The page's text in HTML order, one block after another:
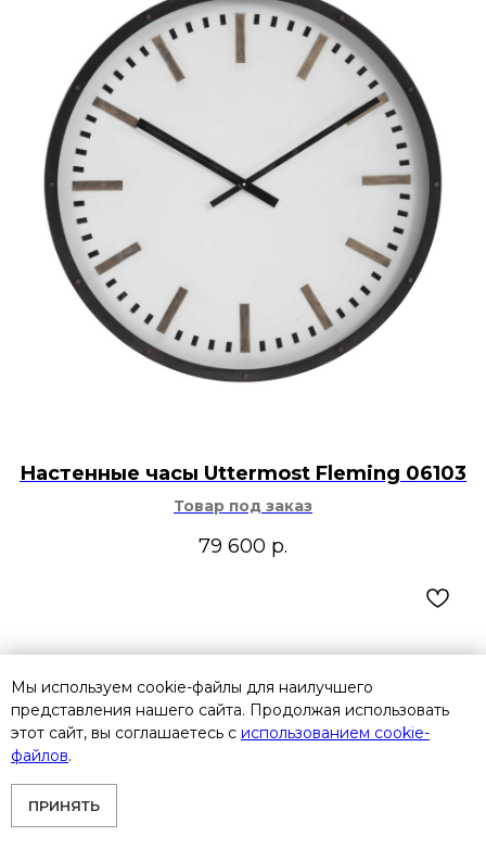
Настенные часы Uttermost Fleming 06103
Товар под заказ
79 600 р.
Мы используем cookie-файлы для наилучшего
представления нашего сайта. Продолжая использовать
этот сайт, вы соглашаетесь с использованием cookie-
файлов.
ПРИНЯТЬ